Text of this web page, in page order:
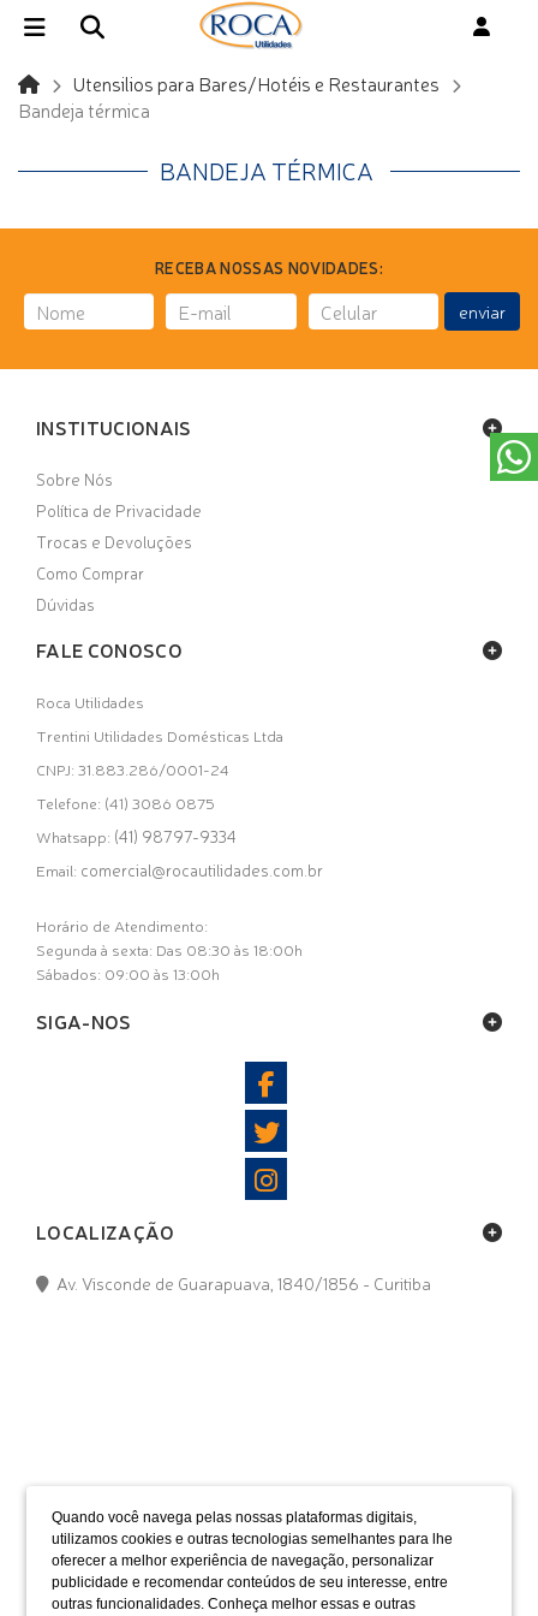
Quando você navega pelas nossas plataformas digitais,
utilizamos cookies e outras tecnologias semelhantes para lhe
oferecer a melhor experiência de navegação, personalizar
publicidade e recomendar conteúdos de seu interesse, entre
outras funcionalidades. Conheça melhor essas e outras
Utensilios para Bares/Hotéis e Restaurantes
Bandeja térmica
BANDEJA TÉRMICA
RECEBA NOSSAS NOVIDADES:
enviar
INSTITUCIONAIS
Sobre Nós
Política de Privacidade
Trocas e Devoluções
Como Comprar
Dúvidas
FALE CONOSCO
Roca Utilidades
Trentini Utilidades Domésticas Ltda
CNPJ: 31.883.286/0001-24
Telefone: (41) 3086 0875
Whatsapp: (41) 98797-9334
Email: comercial@rocautilidades.com.br
Horário de Atendimento:
Segunda à sexta: Das 08:30 às 18:00h
Sábados: 09:00 às 13:00h
SIGA-NOS
LOCALIZAÇÃO
Av. Visconde de Guarapuava, 1840/1856 - Curitiba